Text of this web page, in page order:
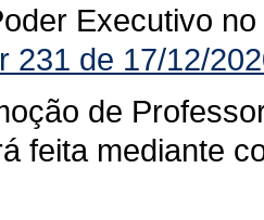
Executivo
231 de 17/12/
de
feita mediante